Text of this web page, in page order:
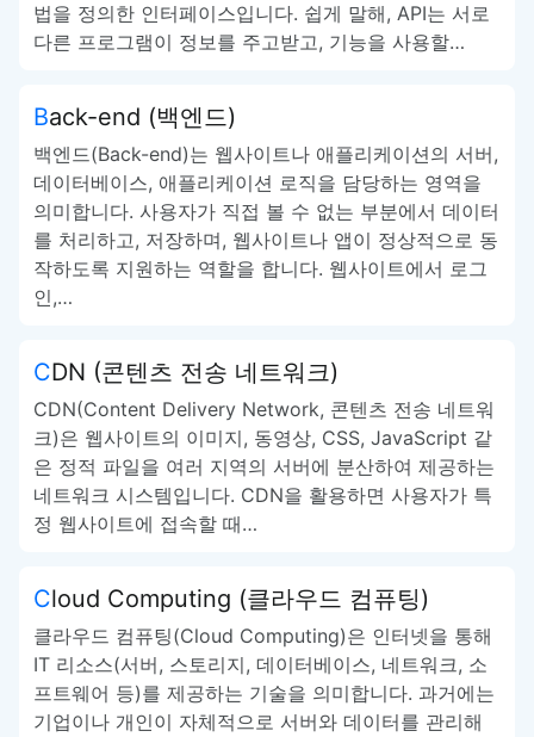
법을 정의한 인터페이스입니다. 쉽게 말해, API는 서로
다른 프로그램이 정보를 주고받고, 기능을 사용할…
Back-end (백엔드)
백엔드(Back-end)는 웹사이트나 애플리케이션의 서버,
데이터베이스, 애플리케이션 로직을 담당하는 영역을
의미합니다. 사용자가 직접 볼 수 없는 부분에서 데이터
를 처리하고, 저장하며, 웹사이트나 앱이 정상적으로 동
작하도록 지원하는 역할을 합니다. 웹사이트에서 로그
인,…
CDN (콘텐츠 전송 네트워크)
CDN(Content Delivery Network, 콘텐츠 전송 네트워
크)은 웹사이트의 이미지, 동영상, CSS, JavaScript 같
은 정적 파일을 여러 지역의 서버에 분산하여 제공하는
네트워크 시스템입니다. CDN을 활용하면 사용자가 특
정 웹사이트에 접속할 때…
Cloud Computing (클라우드 컴퓨팅)
클라우드 컴퓨팅(Cloud Computing)은 인터넷을 통해
IT 리소스(서버, 스토리지, 데이터베이스, 네트워크, 소
프트웨어 등)를 제공하는 기술을 의미합니다. 과거에는
기업이나 개인이 자체적으로 서버와 데이터를 관리해